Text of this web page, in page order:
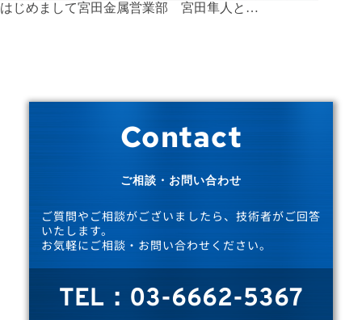
はじめまして宮田金属営業部 宮田隼人と…
Contact
ご相談・お問い合わせ
ご質問やご相談がございましたら、技術者がご回答
いたします。
お気軽にご相談・お問い合わせください。
TEL：03-6662-5367